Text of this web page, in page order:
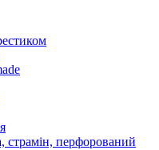
страмін, перфорований